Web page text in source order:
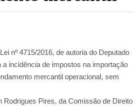
nº 4715/2016, de autoria do Deputado
incidência de impostos na importação
mercantil operacional, sem
Rodrigues Pires, da Comissão de Direito